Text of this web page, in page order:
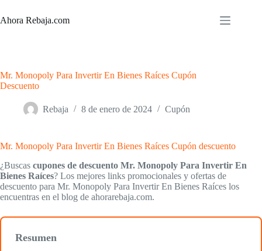
al
contenido
Ahora Rebaja.com
Mr. Monopoly Para Invertir En Bienes Raíces Cupón
Descuento
Rebaja 8 de enero de 2024 Cupón
Mr. Monopoly Para Invertir En Bienes Raíces Cupón descuento
¿Buscas cupones de descuento Mr. Monopoly Para Invertir En
Bienes Raíces? Los mejores links promocionales y ofertas de
descuento para Mr. Monopoly Para Invertir En Bienes Raíces los
encuentras en el blog de ahorarebaja.com.
Resumen